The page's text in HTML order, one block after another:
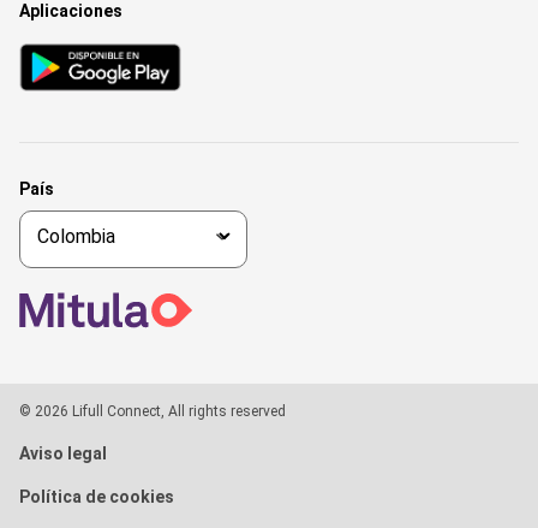
Aplicaciones
País
© 2026 Lifull Connect, All rights reserved
Aviso legal
Política de cookies